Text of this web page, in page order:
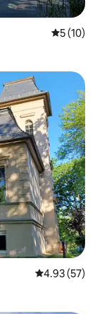
平均评分
5 (10)
平均评分
4.93 (57)